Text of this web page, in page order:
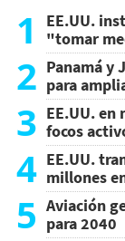
1
EE.UU.
"tomar
2 Panamá y
para
3 EE.UU.
focos
4 EE.UU.
millones
5 Aviación
para 2040